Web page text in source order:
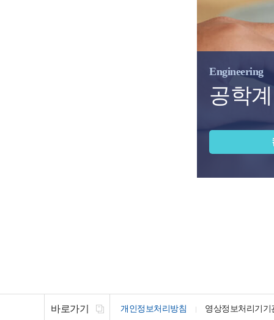
Engineering
공학
바로가기 개인정보처리방침 영상정보처리기기